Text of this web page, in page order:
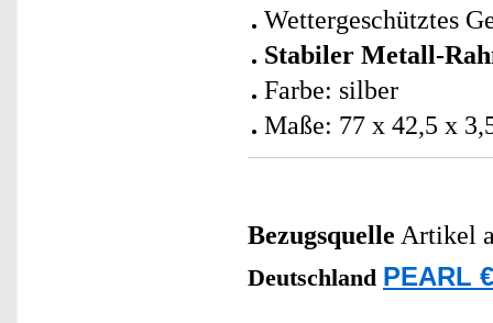
Wettergeschütztes
Stabiler Metall-
Farbe: silber
Maße: 77 x 42,5 x
Bezugsquelle Artikel
Deutschland PEARL